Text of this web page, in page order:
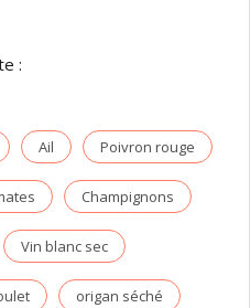
:
Ail Poivron rouge
Champignons
Vin blanc sec
origan séché